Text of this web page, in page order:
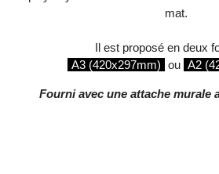
mat.
Il est proposé en deux
A3 (420x297mm) ou A2
Fourni avec une attache murale